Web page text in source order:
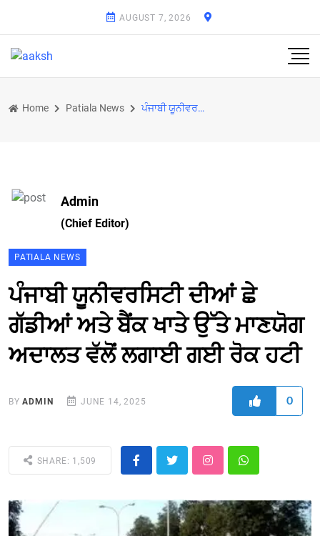
AUGUST 7, 2026
Home Patiala News ਪੰਜਾਬੀ ਯੂਨੀਵਰਸਿਟੀ ਦੀਆਂ ਛੇ ਗੱਡੀਆਂ ਅਤੇ ਬੈਂਕ ਖਾਤੇ ਉੱਤੇ ਮਾਣਯੋਗ ਅਦਾਲਤ ਵੱਲੋਂ ਲਗਾਈ ਗਈ ਰੋਕ ਹਟੀ
Admin
(Chief Editor)
PATIALA NEWS
ਪੰਜਾਬੀ ਯੂਨੀਵਰਸਿਟੀ ਦੀਆਂ ਛੇ
ਗੱਡੀਆਂ ਅਤੇ ਬੈਂਕ ਖਾਤੇ ਉੱਤੇ ਮਾਣਯੋਗ
ਅਦਾਲਤ ਵੱਲੋਂ ਲਗਾਈ ਗਈ ਰੋਕ ਹਟੀ
BYADMIN JUNE 14, 2025 0
SHARE: 1,509